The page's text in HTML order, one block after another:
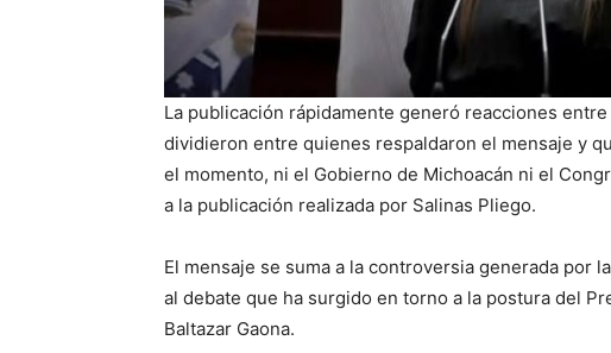
La publicación rápidamente generó reacciones
dividieron entre quienes respaldaron el mensaje y
el momento, ni el Gobierno de Michoacán ni el
a la publicación realizada por Salinas Pliego.
El mensaje se suma a la controversia generada por
al debate que ha surgido en torno a la postura del
Baltazar Gaona.